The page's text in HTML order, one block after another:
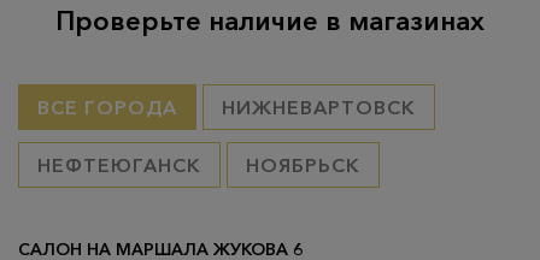
Проверьте наличие в магазинах
ВСЕ ГОРОДА НИЖНЕВАРТОВСК
НЕФТЕЮГАНСК НОЯБРЬСК
САЛОН НА МАРШАЛА ЖУКОВА 6